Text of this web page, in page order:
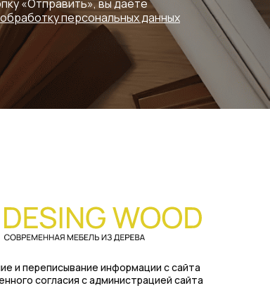
«Отправить», вы даёте
обработку персональных данных
и переписывание информации с сайта
согласия с администрацией сайта